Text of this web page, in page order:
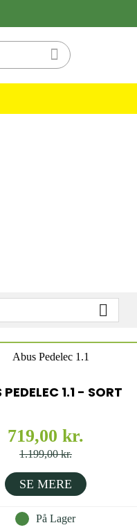


PEDELEC 1.1 - SORT
719,00 kr.
1.199,00 kr.
SE MERE
På Lager